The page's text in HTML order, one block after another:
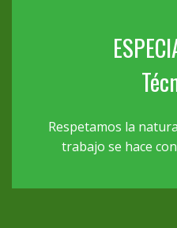
Respetamos la
trabajo se hace